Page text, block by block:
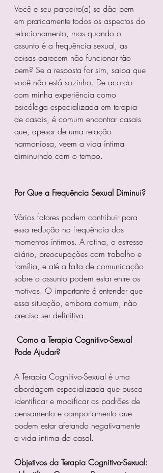
Você e seu parceiro(a) se dão bem
em praticamente todos os aspectos do
relacionamento, mas quando o
assunto é a frequência sexual, as
coisas parecem não funcionar tão
bem? Se a resposta for sim, saiba que
você não está sozinho. De acordo
com minha experiência como
psicóloga especializada em terapia
de casais, é comum encontrar casais
que, apesar de uma relação
harmoniosa, veem a vida íntima
diminuindo com o tempo.
Por Que a Frequência Sexual Diminui?
Vários fatores podem contribuir para
essa redução na frequência dos
momentos íntimos. A rotina, o estresse
diário, preocupações com trabalho e
família, e até a falta de comunicação
sobre o assunto podem estar entre os
motivos. O importante é entender que
essa situação, embora comum, não
precisa ser definitiva.
Como a Terapia Cognitivo-Sexual
Pode Ajudar?
A Terapia Cognitivo-Sexual é uma
abordagem especializada que busca
identificar e modificar os padrões de
pensamento e comportamento que
podem estar afetando negativamente
a vida íntima do casal.
Objetivos da Terapia Cognitivo-Sexual: